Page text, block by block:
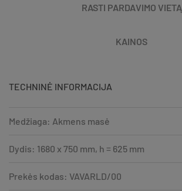
RASTI PARDAVIMO VIETĄ
KAINOS
TECHNINĖ INFORMACIJA
Medžiaga: Akmens masė
Dydis: 1680 x 750 mm, h = 625 mm
Prekės kodas: VAVARLD/00